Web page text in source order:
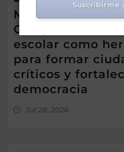
Ministro Luis
Camps destaca
escolar como
para formar
críticos y
democracia
Jul 28, 2026
Suscribirme